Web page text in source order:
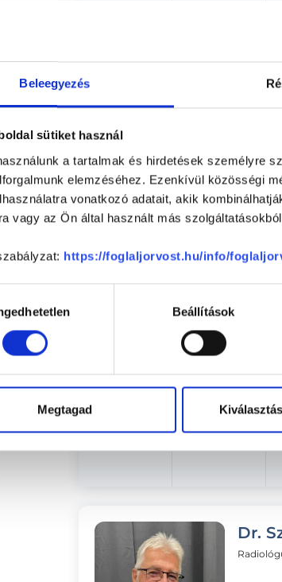
Beleegyezés
sütiket használ
a tartalmak és hirdetések személyre
elemzéséhez. Ezenkívül közösségi
vonatkozó adatait, akik
vagy az Ön által használt más
https://foglaljorvost.hu/info/
Beállítások
Megtagad
Csütörtök Péntek
Dr.